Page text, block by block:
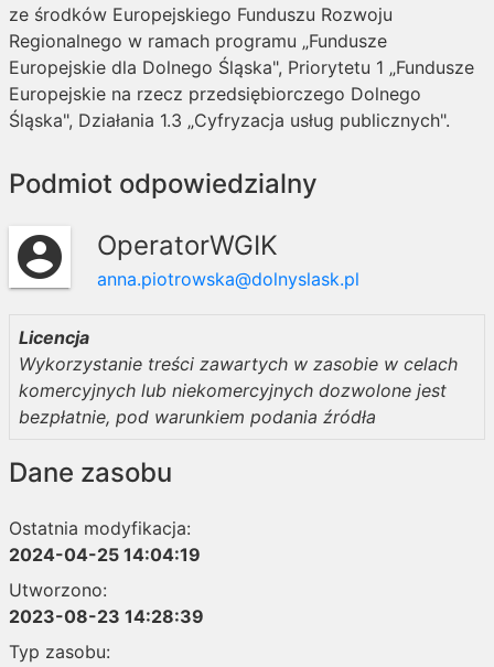
ze środków Europejskiego Funduszu Rozwoju
Regionalnego w ramach programu „Fundusze
Europejskie dla Dolnego Śląska", Priorytetu 1 „Fundusze
Europejskie na rzecz przedsiębiorczego Dolnego
Śląska", Działania 1.3 „Cyfryzacja usług publicznych".
Podmiot odpowiedzialny
account_circle OperatorWGIK
anna.piotrowska@dolnyslask.pl
Licencja
Wykorzystanie treści zawartych w zasobie w celach
komercyjnych lub niekomercyjnych dozwolone jest
bezpłatnie, pod warunkiem podania źródła
Dane zasobu
Ostatnia modyfikacja:
2024-04-25 14:04:19
Utworzono:
2023-08-23 14:28:39
Typ zasobu: